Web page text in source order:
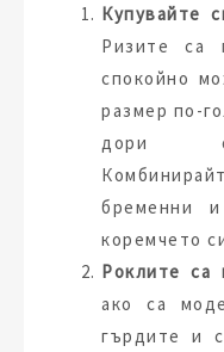
Купувайте
Ризите са
спокойно
размер по-
дори
бременни
коремчето
Роклите са
ако са
гърдите и